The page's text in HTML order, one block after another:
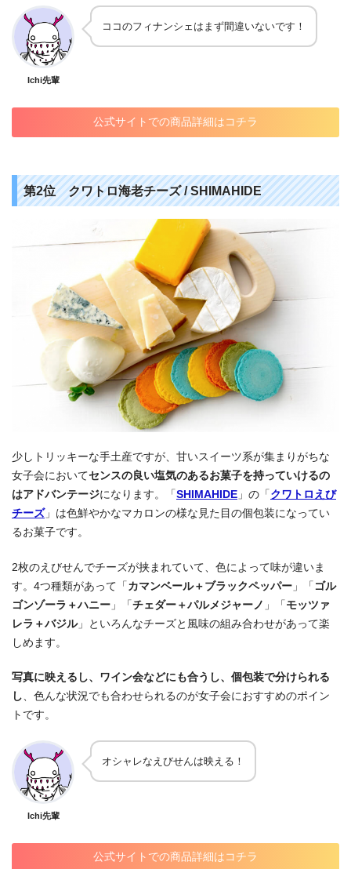
Ichi先輩
ココのフィナンシェはまず間違いないです！
公式サイトでの商品詳細はコチラ
第2位 クワトロ海老チーズ / SHIMAHIDE
少しトリッキーな手土産ですが、甘いスイーツ系が集まりがちな
女子会においてセンスの良い塩気のあるお菓子を持っていけるの
はアドバンテージになります。「 SHIMAHIDE 」の「 クワトロえび
チーズ」は色鮮やかなマカロンの様な見た目の個包装になってい
るお菓子です。
2枚のえびせんでチーズが挟まれていて、色によって味が違いま
す。4つ種類があって「 カマンベール＋ブラックペッパー 」「 ゴル
ゴンゾーラ＋ハニー 」「チェダー＋パルメジャーノ 」「 モッツァ
レラ＋バジル」といろんなチーズと風味の組み合わせがあって楽
しめます。
写真に映えるし、ワイン会などにも合うし、個包装で分けられる
し 、色んな状況でも合わせられるのが女子会におすすめのポイン
トです。
Ichi先輩
オシャレなえびせんは映える！
公式サイトでの商品詳細はコチラ